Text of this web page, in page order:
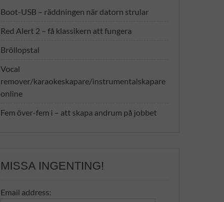
Boot-USB – räddningen när datorn strular
Red Alert 2 – få klassikern att fungera
Bröllopstal
Vocal
remover/karaokeskapare/instrumentalskapare
online
Fem över-fem i – att skapa andrum på jobbet
MISSA INGENTING!
Email address: